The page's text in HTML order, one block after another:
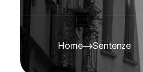
Home Sentenze